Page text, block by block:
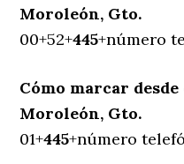
Moroleón, Gto.
00+52+445+número
Cómo marcar
Moroleón, Gto.
01+445+número